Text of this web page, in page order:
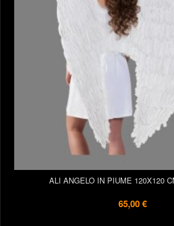
ALI ANGELO IN PIUME 120X120
65,00 €